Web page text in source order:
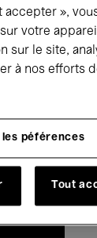
Concerts
Global
Palace
accepter »,
votre
sur le site,
à nos efforts
péférences
Tout